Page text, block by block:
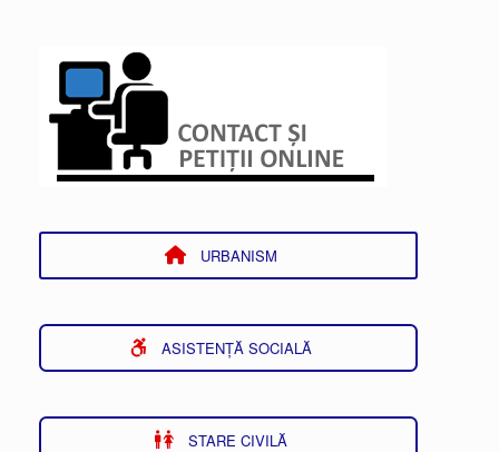
URBANISM
ASISTENȚĂ SOCIALĂ
STARE CIVILĂ